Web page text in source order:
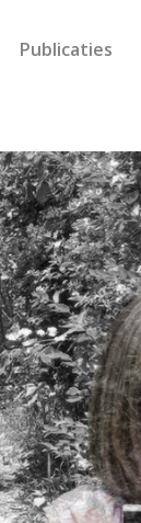
Publicaties